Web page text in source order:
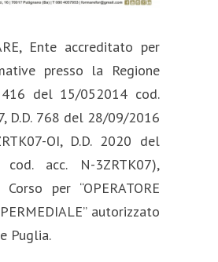
Ente accreditato per
presso la Regione
416 del 15/052014 cod.
D.D. 768 del 28/09/2016
OI, D.D. 2020 del
acc. N-3ZRTK07),
per “OPERATORE
autorizzato
Puglia.